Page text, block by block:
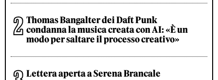
Thomas Bangalter dei Daft Punk
condanna la musica creata con AI: «È un
modo per saltare il processo creativo»
Lettera aperta a Serena Brancale